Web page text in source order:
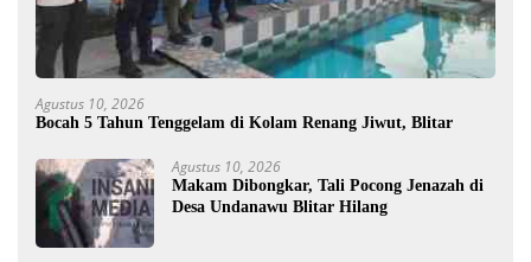
Agustus 10, 2026
Bocah 5 Tahun Tenggelam di Kolam Renang Jiwut, Blitar
Agustus 10, 2026
Makam Dibongkar, Tali Pocong Jenazah di
Desa Undanawu Blitar Hilang